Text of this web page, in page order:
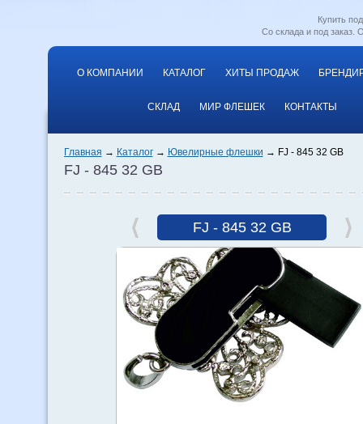
Купить
Со склада и под заказ.
О КОМПАНИИ КАТАЛОГ ХИТЫ ПРОДАЖ
СКЛАД МИР ФЛЕШЕК КОНТАКТЫ
Главная Каталог Ювелирные флешки FJ - 845 32 GB
FJ - 845 32 GB
FJ - 845 32 GB